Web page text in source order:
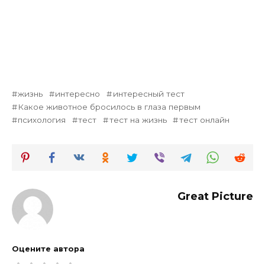
жизнь интересно
интересный тест
Какое животное бросилось в глаза первым
психология
тест тест на жизнь тест онлайн
Great Picture
Оцените автора